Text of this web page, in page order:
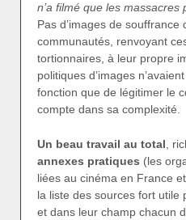
n’a filmé que les massacres
Pas d’images de souffrance
communautés, renvoyant
tortionnaires, à leur propre
politiques d’images
fonction que de légitimer le
compte dans sa complexité.
Un beau travail au total,
annexes pratiques (les
liées au cinéma en France
la liste des sources fort utile
et dans leur champ chacun